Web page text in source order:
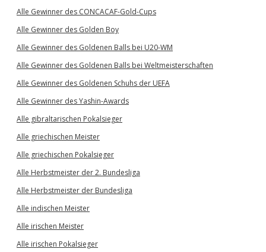
Alle Gewinner des CONCACAF-Gold-Cups
Alle Gewinner des Golden Boy
Alle Gewinner des Goldenen Balls bei U20-WM
Alle Gewinner des Goldenen Balls bei Weltmeisterschaften
Alle Gewinner des Goldenen Schuhs der UEFA
Alle Gewinner des Yashin-Awards
Alle gibraltarischen Pokalsieger
Alle griechischen Meister
Alle griechischen Pokalsieger
Alle Herbstmeister der 2. Bundesliga
Alle Herbstmeister der Bundesliga
Alle indischen Meister
Alle irischen Meister
Alle irischen Pokalsieger